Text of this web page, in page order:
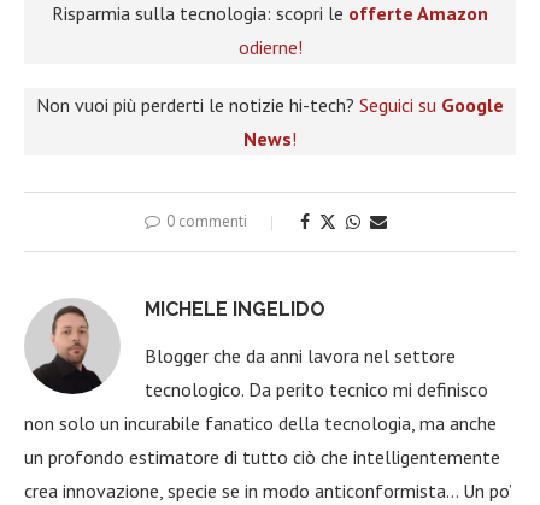
Risparmia sulla tecnologia: scopri le offerte Amazon
odierne!
Non vuoi più perderti le notizie hi-tech? Seguici su Google
News!
0 commenti
MICHELE INGELIDO
Blogger che da anni lavora nel settore
tecnologico. Da perito tecnico mi definisco
non solo un incurabile fanatico della tecnologia, ma anche
un profondo estimatore di tutto ciò che intelligentemente
crea innovazione, specie se in modo anticonformista… Un po’